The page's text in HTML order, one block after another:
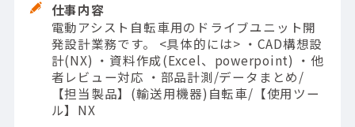
仕事内容
電動アシスト自転車用のドライブユニット開
発設計業務です。 <具体的には> ・CAD構想設
計(NX) ・資料作成(Excel、powerpoint) ・他
者レビュー対応 ・部品計測/データまとめ/
【担当製品】(輸送用機器)自転車/【使用ツー
ル】NX